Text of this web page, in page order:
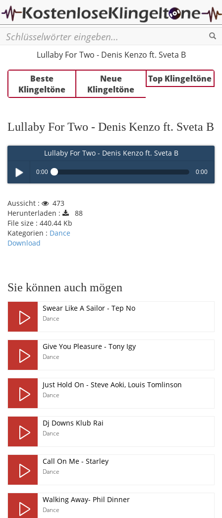
Lullaby For Two - Denis Kenzo ft. Sveta B
Beste
Klingeltöne
Neue
Klingeltöne
Top Klingeltöne
Lullaby For Two - Denis Kenzo ft. Sveta B
Lullaby For Two - Denis Kenzo ft. Sveta B
Play /
0:00 0:00
Aussicht :
473
Herunterladen :
88
File size : 440.44 Kb
Kategorien : Dance
Download
Sie können auch mögen
Swear Like A Sailor - Tep No
Dance
Give You Pleasure - Tony Igy
Dance
Just Hold On - Steve Aoki, Louis Tomlinson
Dance
Dj Downs Klub Rai
Dance
Call On Me - Starley
Dance
Walking Away- Phil Dinner
Dance